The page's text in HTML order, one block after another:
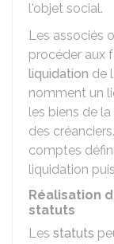
l'objet social.
Les associés
procéder aux
liquidation de
nomment un
les biens de
des
comptes
liquidation
Réalisation
statuts
Les statuts